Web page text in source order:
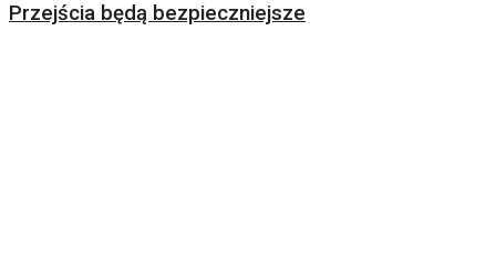
Przejścia będą bezpieczniejsze